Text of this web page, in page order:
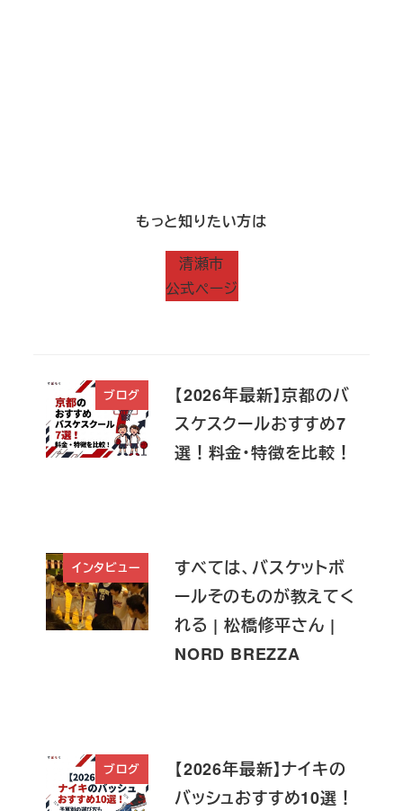
もっと知りたい方は
清瀬市
公式ページ
ブログ
【2026年最新】京都のバ
スケスクールおすすめ7
選！料金・特徴を比較！
インタビュー
すべては、バスケットボ
ールそのものが教えてく
れる | 松橋修平さん |
NORD BREZZA
ブログ
【2026年最新】ナイキの
バッシュおすすめ10選！